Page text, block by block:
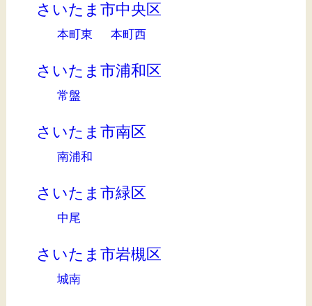
さいたま市中央区
本町東 本町西
さいたま市浦和区
常盤
さいたま市南区
南浦和
さいたま市緑区
中尾
さいたま市岩槻区
城南